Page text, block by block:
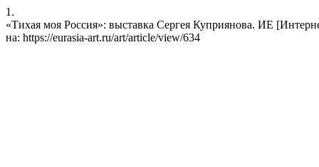
1.
«Тихая моя Россия»: выставка Сергея Куприянова. ИЕ
на: https://eurasia-art.ru/art/article/view/634